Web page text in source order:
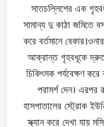
সাতচল্লিশের এক
সামান্য দু কাঠা জমিতে
করে বর্তমানে
আক্রান্ত গৃহবধূকে দ্রুত
চিকিৎসক পর্যবেক্ষণ
পরামর্শ দেন। এরপর
হাসপাতালের স্ট্রোক
স্ক্যান করে দেখা যায়